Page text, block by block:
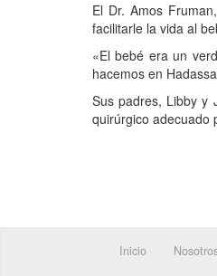
El Dr. Amos
facilitarle la vida al
«El bebé era un
hacemos en
Sus padres, Libby y
quirúrgico adecuado
Inicio